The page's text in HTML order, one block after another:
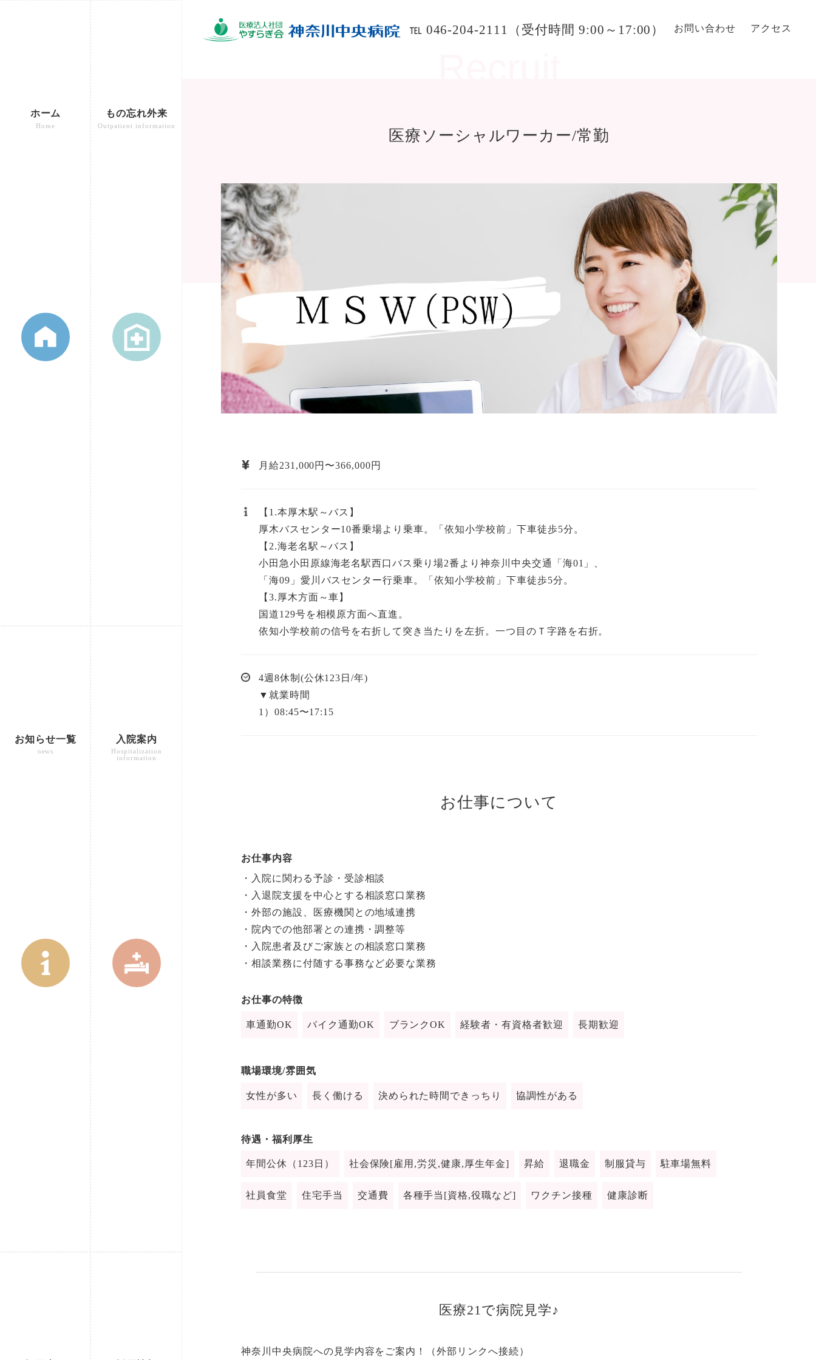
ホーム
Home
もの忘れ外来
Outpatient information
お知らせ一覧
news
入院案内
Hospitalization
information
℡ 046-204-2111（受付時間 9:00～17:00） お問い合わせ アクセス
医療ソーシャルワーカー/常勤
月給231,000円〜366,000円
【1.本厚木駅～バス】
厚木バスセンター10番乗場より乗車。「依知小学校前」下車徒歩5分。
【2.海老名駅～バス】
小田急小田原線海老名駅西口バス乗り場2番より神奈川中央交通「海01」、
「海09」愛川バスセンター行乗車。「依知小学校前」下車徒歩5分。
【3.厚木方面～車】
国道129号を相模原方面へ直進。
依知小学校前の信号を右折して突き当たりを左折。一つ目のＴ字路を右折。
4週8休制(公休123日/年)
▼就業時間
1）08:45〜17:15
お仕事について
お仕事内容
・入院に関わる予診・受診相談
・入退院支援を中心とする相談窓口業務
・外部の施設、医療機関との地域連携
・院内での他部署との連携・調整等
・入院患者及びご家族との相談窓口業務
・相談業務に付随する事務など必要な業務
お仕事の特徴
車通勤OK バイク通勤OK ブランクOK 経験者・有資格者歓迎 長期歓迎
職場環境/雰囲気
女性が多い 長く働ける 決められた時間できっちり 協調性がある
待遇・福利厚生
年間公休（123日） 社会保険[雇用,労災,健康,厚生年金] 昇給 退職金 制服貸与 駐車場無料
社員食堂 住宅手当 交通費 各種手当[資格,役職など] ワクチン接種 健康診断
医療21で病院見学♪
神奈川中央病院への見学内容をご案内！ （外部リンクへ接続）